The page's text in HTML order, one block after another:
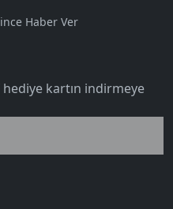
Haber Ver
hediye kartın indirmeye